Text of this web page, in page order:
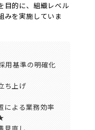
目的に、組織レベル
みを実施していま
用基準の明確化
ち上げ
による業務効率